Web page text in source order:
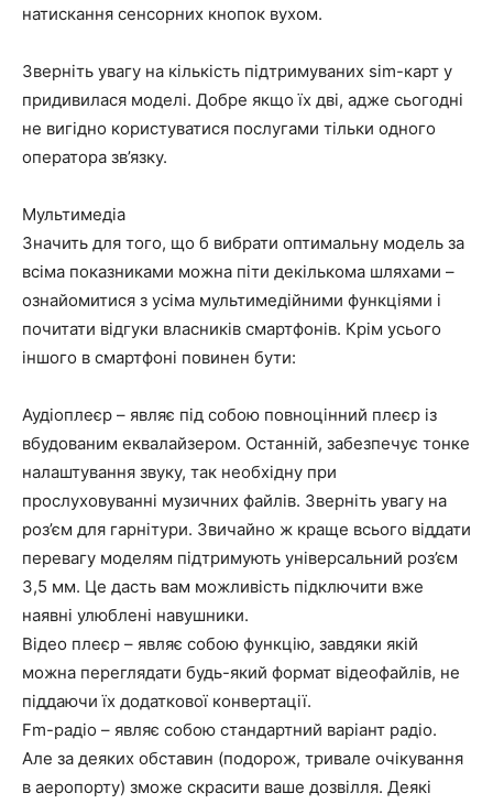
натискання сенсорних кнопок вухом.
Зверніть увагу на кількість підтримуваних sim-карт у
придивилася моделі. Добре якщо їх дві, адже сьогодні
не вигідно користуватися послугами тільки одного
оператора зв’язку.
Мультимедіа
Значить для того, що б вибрати оптимальну модель за
всіма показниками можна піти декількома шляхами –
ознайомитися з усіма мультимедійними функціями і
почитати відгуки власників смартфонів. Крім усього
іншого в смартфоні повинен бути:
Аудіоплеєр – являє під собою повноцінний плеєр із
вбудованим еквалайзером. Останній, забезпечує тонке
налаштування звуку, так необхідну при
прослуховуванні музичних файлів. Зверніть увагу на
роз’єм для гарнітури. Звичайно ж краще всього віддати
перевагу моделям підтримують універсальний роз’єм
3,5 мм. Це дасть вам можливість підключити вже
наявні улюблені навушники.
Відео плеєр – являє собою функцію, завдяки якій
можна переглядати будь-який формат відеофайлів, не
піддаючи їх додаткової конвертації.
Fm-радіо – являє собою стандартний варіант радіо.
Але за деяких обставин (подорож, тривале очікування
в аеропорту) зможе скрасити ваше дозвілля. Деякі